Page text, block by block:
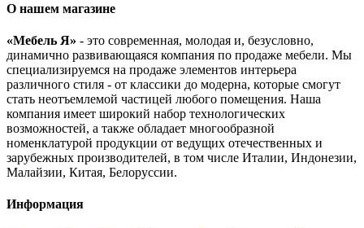
О нашем магазине
«Мебель Я» - это современная, молодая и, безусловно,
динамично развивающаяся компания по продаже мебели. Мы
специализируемся на продаже элементов интерьера
различного стиля - от классики до модерна, которые смогут
стать неотъемлемой частицей любого помещения. Наша
компания имеет широкий набор технологических
возможностей, а также обладает многообразной
номенклатурой продукции от ведущих отечественных и
зарубежных производителей, в том числе Италии, Индонезии,
Малайзии, Китая, Белоруссии.
Информация